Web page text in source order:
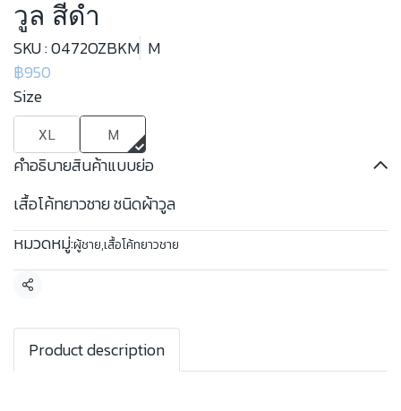
วูล สีดำ
SKU : 0472OZBKM M
฿950
Size
XL M
คำอธิบายสินค้าแบบย่อ
เสื้อโค้ทยาวชาย ชนิดผ้าวูล
หมวดหมู่:ผู้ชาย,เสื้อโค้ทยาวชาย
แชร์
Product description